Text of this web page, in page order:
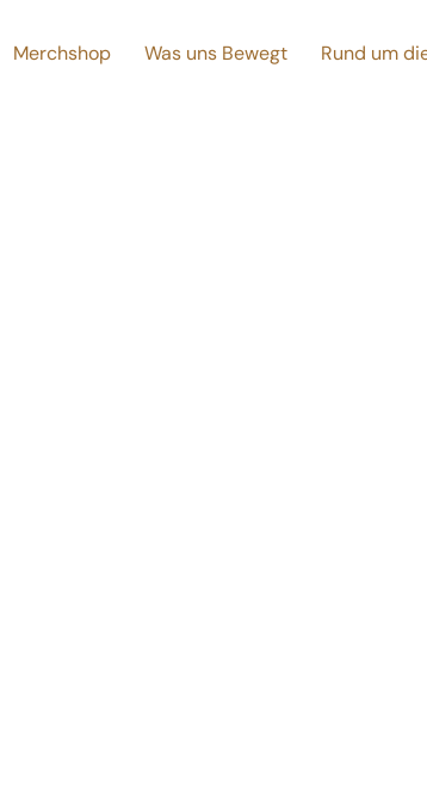
Merchshop Was uns Bewegt Rund um